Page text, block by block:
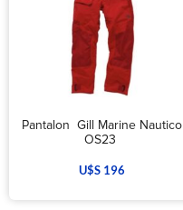
Pantalon Gill Marine Nautico
OS23
U$S196